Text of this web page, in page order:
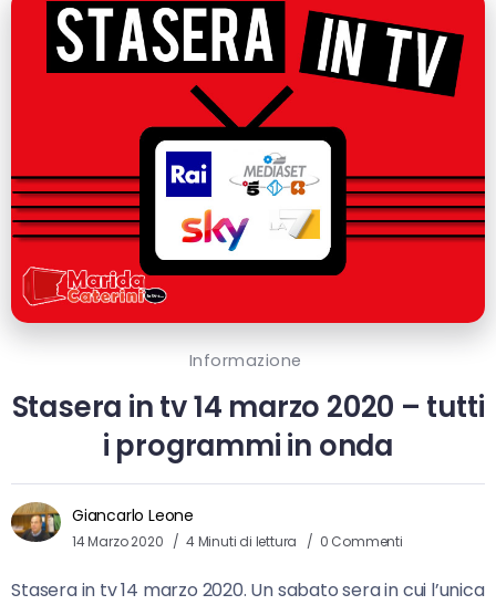
Informazione
Stasera in tv 14 marzo 2020 – tutti
i programmi in onda
Giancarlo Leone
14 Marzo 2020 4 Minuti di lettura 0 Commenti
Stasera in tv 14 marzo 2020. Un sabato sera in cui l’unica